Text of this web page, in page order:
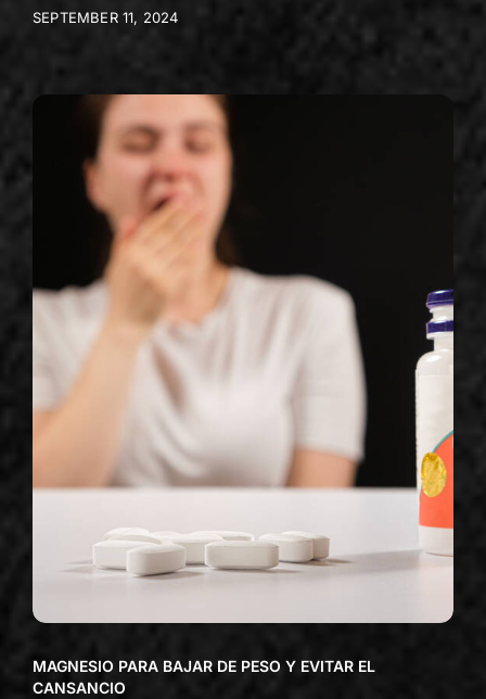
SEPTEMBER 11, 2024
MAGNESIO PARA BAJAR DE PESO Y EVITAR EL
CANSANCIO